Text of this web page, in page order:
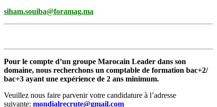
siham.souiba@foramag.ma
Pour le compte d’un groupe Marocain Leader dans son
domaine, nous recherchons un comptable de formation bac+2/
bac+3 ayant une expérience de 2 ans minimum.
Veuillez nous faire parvenir votre candidature à l’adresse
suivante: mondialrecrute@gmail.com